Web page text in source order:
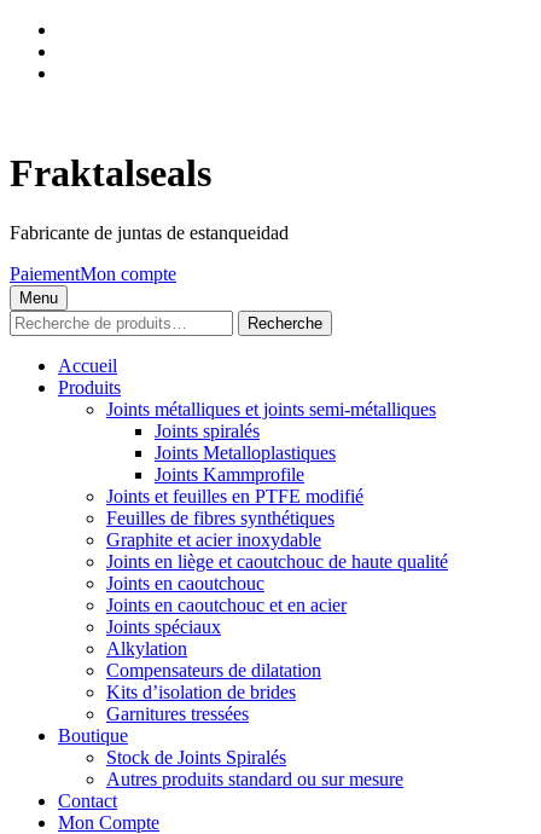
Fraktalseals
Fabricante de juntas de estanqueidad
PaiementMon compte
Menu
Recherche
pour :
Recherche
Accueil
Produits
Joints métalliques et joints semi-métalliques
Joints spiralés
Joints Metalloplastiques
Joints Kammprofile
Joints et feuilles en PTFE modifié
Feuilles de fibres synthétiques
Graphite et acier inoxydable
Joints en liège et caoutchouc de haute qualité
Joints en caoutchouc
Joints en caoutchouc et en acier
Joints spéciaux
Alkylation
Compensateurs de dilatation
Kits d’isolation de brides
Garnitures tressées
Boutique
Stock de Joints Spiralés
Autres produits standard ou sur mesure
Contact
Mon Compte